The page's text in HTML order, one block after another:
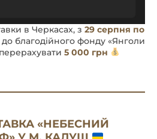
в Черкасах, з 29 серпня по
до благодійного фонду «Янголи
5 000 грн
«НЕБЕСНИЙ